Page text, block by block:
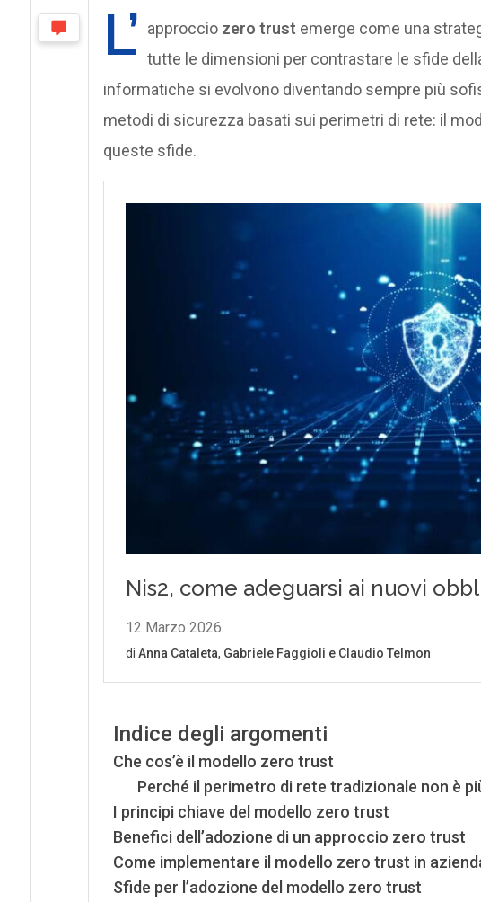
L’ approccio zero trust emerge come una
tutte le dimensioni per contrastare le sfide
informatiche si evolvono diventando sempre più
metodi di sicurezza basati sui perimetri di rete: il
queste sfide.
Indice degli argomenti
Che cos’è il modello zero trust
Perché il perimetro di rete tradizionale non è
I principi chiave del modello zero trust
Benefici dell’adozione di un approccio zero trust
Come implementare il modello zero trust in
Sfide per l’adozione del modello zero trust